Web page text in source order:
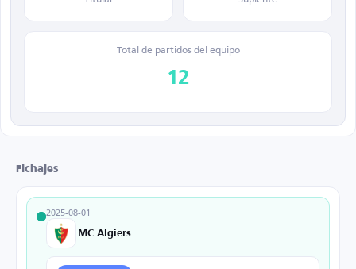
Total de partidos del equipo
12
Fichajes
2025-08-01
MC Algiers